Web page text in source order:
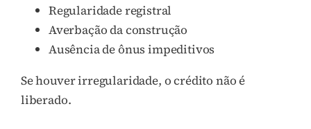
Regularidade registral
Averbação da construção
Ausência de ônus impeditivos
Se houver irregularidade, o crédito não é
liberado.